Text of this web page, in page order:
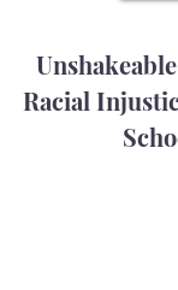
Racial